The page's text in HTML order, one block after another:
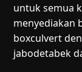
untuk semua
menyediakan
boxculvert
jabodetabek